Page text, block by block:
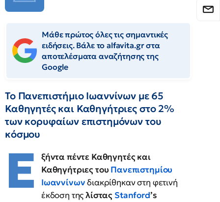
Μάθε πρώτος όλες τις σημαντικές
ειδήσεις. Βάλε το alfavita.gr στα
αποτελέσματα αναζήτησης της
Google
Το Πανεπιστήμιο Ιωαννίνων με 65
Καθηγητές και Καθηγήτριες στο 2%
των κορυφαίων επιστημόνων του
κόσμου
Ε
ξήντα πέντε Καθηγητές και
Καθηγήτριες του Πανεπιστημίου
Ιωαννίνωνδιακρίθηκαν στη φετινή
έκδοση τηςλίστας Stanford’s